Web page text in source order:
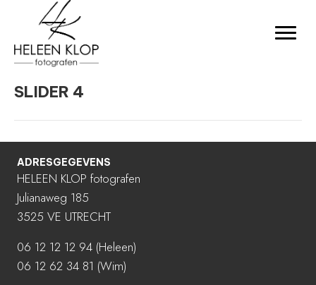
SLIDER 4
ADRESGEGEVENS
HELEEN KLOP fotografen
Julianaweg 185
3525 VE UTRECHT
06 12 12 12 94 (Heleen)
06 12 62 34 81 (Wim)